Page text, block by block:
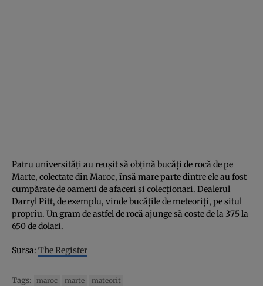
Patru universităţi au reuşit să obţină bucăţi de rocă de pe
Marte, colectate din Maroc, însă mare parte dintre ele au fost
cumpărate de oameni de afaceri şi colecţionari. Dealerul
Darryl Pitt, de exemplu, vinde bucăţile de meteoriţi, pe situl
propriu. Un gram de astfel de rocă ajunge să coste de la 375 la
650 de dolari.
Sursa: The Register
Tags: maroc marte mateorit